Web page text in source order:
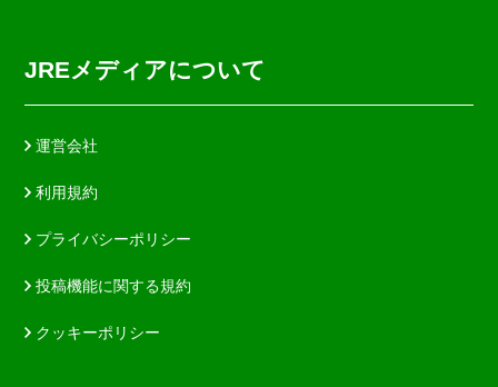
JREメディアについて
運営会社
利用規約
プライバシーポリシー
投稿機能に関する規約
クッキーポリシー